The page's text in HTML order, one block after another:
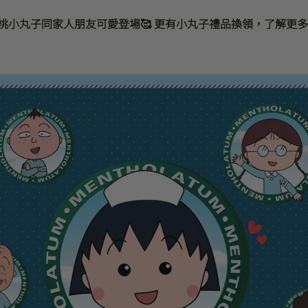
小丸子同家人朋友可愛登場🥰 更有小丸子禮品換領，了解更